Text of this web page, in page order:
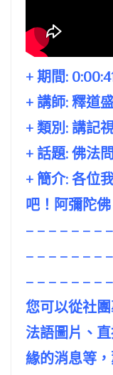
+ 期間:
+ 講師: 釋道
+ 類別: 講記
+ 話題: 佛法
+ 簡介: 各位
吧！阿彌陀佛
– – – – – – –
– – – – – – –
– – – – – – –
您可以從社
法語圖片、
緣的消息等